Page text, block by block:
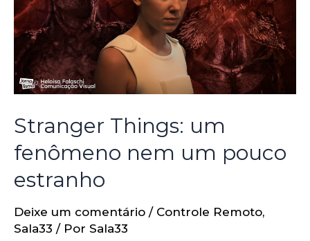
Stranger Things: um
fenômeno nem um pouco
estranho
Deixe um comentário / Controle Remoto,
Sala33 / Por Sala33